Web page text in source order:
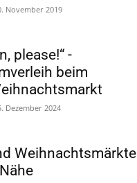
November 2019
please!“ -
beim
Dezember 2024
Weihnachtsmärkte